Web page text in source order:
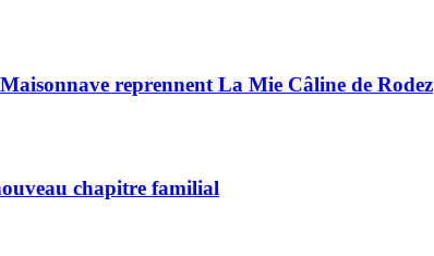
reprennent La Mie Câline de Rodez
chapitre familial